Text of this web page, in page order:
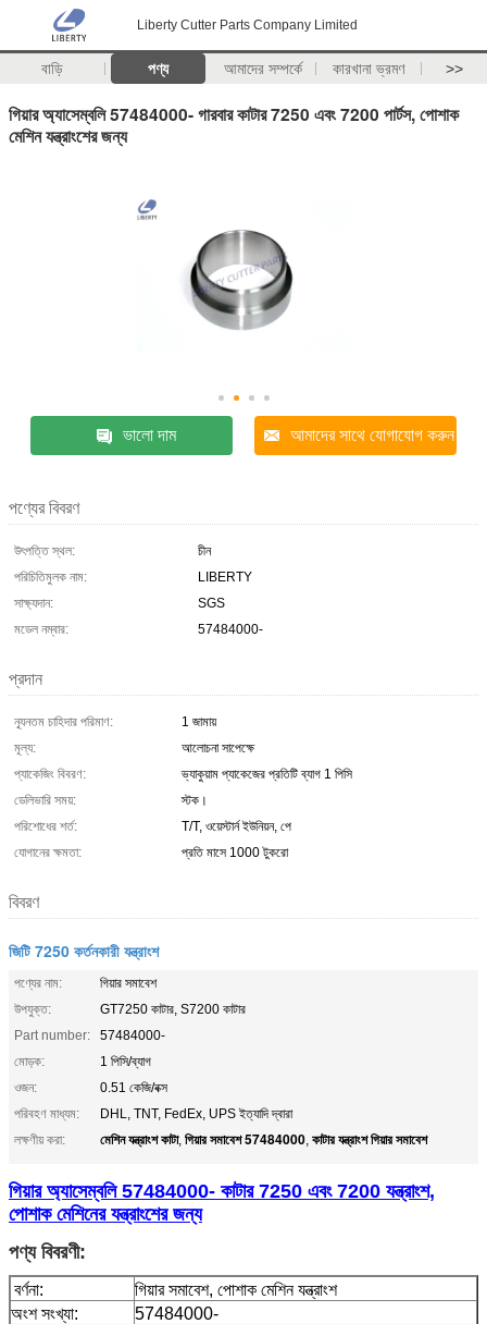
Liberty Cutter Parts Company Limited
বাড়ি পণ্য আমাদের সম্পর্কে কারখানা ভ্রমণ >>
গিয়ার অ্যাসেম্বলি 57484000- গারবার কাটার 7250 এবং 7200 পার্টস, পোশাক
মেশিন যন্ত্রাংশের জন্য
ভালো দাম আমাদের সাথে যোগাযোগ করুন
পণ্যের বিবরণ
উৎপত্তি স্থল:
চীন
পরিচিতিমুলক নাম:
LIBERTY
সাক্ষ্যদান:
SGS
মডেল নম্বার:
57484000-
প্রদান
ন্যূনতম চাহিদার পরিমাণ:
1 জামায়
মূল্য:
আলোচনা সাপেক্ষে
প্যাকেজিং বিবরণ:
ভ্যাকুয়াম প্যাকেজের প্রতিটি ব্যাগ 1 পিসি
ডেলিভারি সময়:
স্টক।
পরিশোধের শর্ত:
T/T, ওয়েস্টার্ন ইউনিয়ন, পে
যোগানের ক্ষমতা:
প্রতি মাসে 1000 টুকরো
বিবরণ
জিটি 7250 কর্তনকারী যন্ত্রাংশ
পণ্যের নাম:
গিয়ার সমাবেশ
উপযুক্ত:
GT7250 কাটার, S7200 কাটার
Part number:
57484000-
মোড়ক:
1 পিসি/ব্যাগ
ওজন:
0.51 কেজি/বক্স
পরিবহণ মাধ্যম:
DHL, TNT, FedEx, UPS ইত্যাদি দ্বারা
লক্ষণীয় করা:
মেশিন যন্ত্রাংশ কাটা, গিয়ার সমাবেশ 57484000, কাটার যন্ত্রাংশ গিয়ার সমাবেশ
গিয়ার অ্যাসেম্বলি 57484000- কাটার 7250 এবং 7200 যন্ত্রাংশ,
পোশাক মেশিনের যন্ত্রাংশের জন্য
পণ্য বিবরণী:
বর্ণনা:
গিয়ার সমাবেশ, পোশাক মেশিন যন্ত্রাংশ
অংশ সংখ্যা:
57484000-